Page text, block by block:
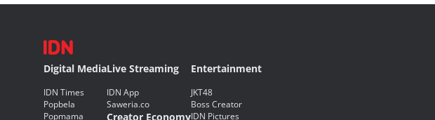
Digital Media
IDN Times
Popbela
Popmama
Live Streaming
IDN App
Saweria.co
Creator Economy
Entertainment
JKT48
Boss Creator
IDN Pictures